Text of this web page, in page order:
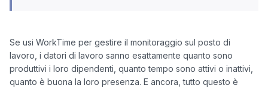
Se usi WorkTime per gestire il monitoraggio sul posto di
lavoro, i datori di lavoro sanno esattamente quanto sono
produttivi i loro dipendenti, quanto tempo sono attivi o inattivi,
quanto è buona la loro presenza. E ancora, tutto questo è